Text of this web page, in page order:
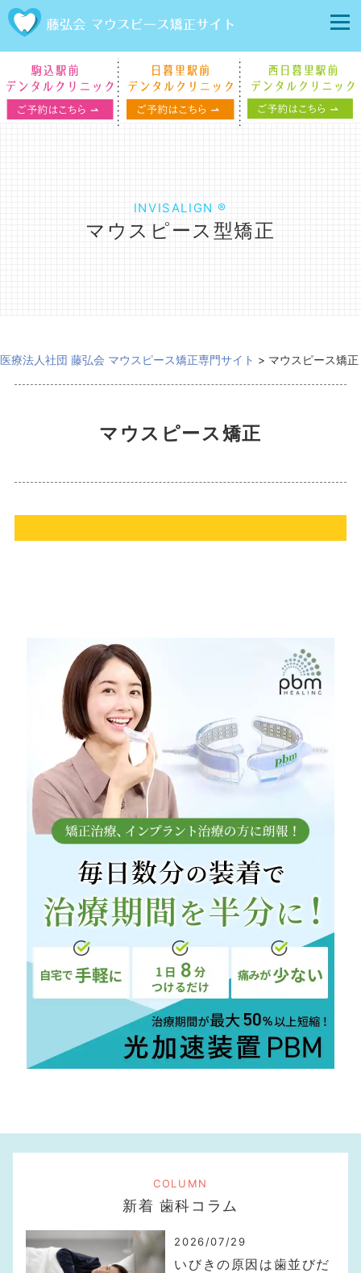
INVISALIGN ®
マウスピース型矯正
医療法人社団 藤弘会 マウスピース矯正専門サイト > マウスピース矯正
マウスピース矯正
COLUMN
新着 歯科コラム
2026/07/29
いびきの原因は歯並びだ